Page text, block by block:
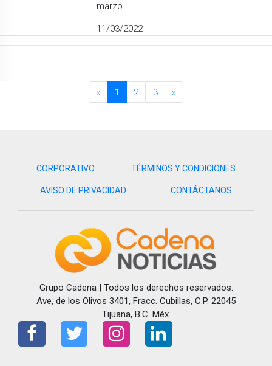
marzo.
11/03/2022
« 1 2 3 »
CORPORATIVO TÉRMINOS Y CONDICIONES
AVISO DE PRIVACIDAD CONTÁCTANOS
Grupo Cadena | Todos los derechos reservados.
Ave, de los Olivos 3401, Fracc. Cubillas, C.P. 22045
Tijuana, B.C. Méx.